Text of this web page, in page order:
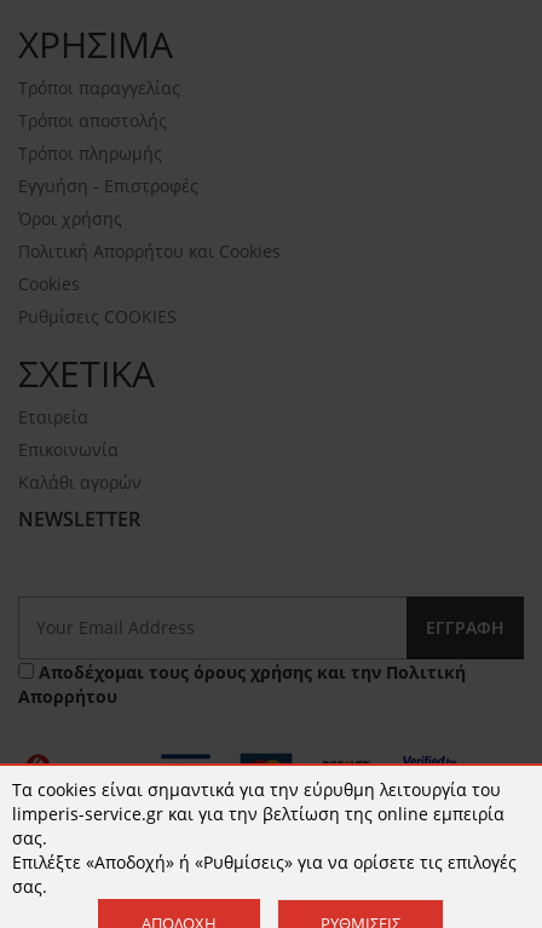
ΧΡΗΣΙΜΑ
Τρόποι παραγγελίας
Τρόποι αποστολής
Τρόποι πληρωμής
Εγγυήση - Επιστροφές
Όροι χρήσης
Πολιτική Απορρήτου και Cookies
Cookies
Ρυθμίσεις COOKIES
ΣΧΕΤΙΚΑ
Εταιρεία
Επικοινωνία
Καλάθι αγορών
NEWSLETTER
ΕΓΓΡΑΦΉ
Αποδέχομαι τους όρους χρήσης και την Πολιτική
Απορρήτου
© 2026 limperis-service.gr | Κατασκευή ιστοσελίδων -
www.qualityweb.gr
Τα cookies είναι σημαντικά για την εύρυθμη λειτουργία του
limperis-service.gr και για την βελτίωση της online εμπειρία
σας.
Επιλέξτε «Αποδοχή» ή «Ρυθμίσεις» για να ορίσετε τις επιλογές
σας.
ΑΠΟΔΟΧΉ ΡΥΘΜΊΣΕΙΣ